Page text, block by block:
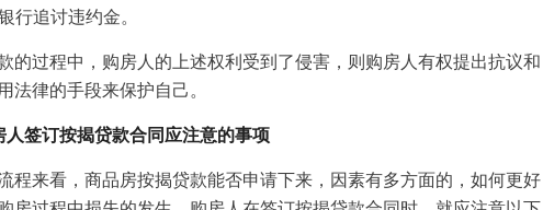
行追讨违约金。
的过程中，购房人的上述权利受到了侵害，则购房人有权提出抗议和
法律的手段来保护自己。
人签订按揭贷款合同应注意的事项
程来看，商品房按揭贷款能否申请下来，因素有多方面的，如何更好